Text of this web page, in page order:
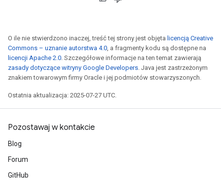
O ile nie stwierdzono inaczej, treść tej strony jest objęta licencją Creative
Commons – uznanie autorstwa 4.0, a fragmenty kodu są dostępne na
licencji Apache 2.0. Szczegółowe informacje na ten temat zawierają
zasady dotyczące witryny Google Developers. Java jest zastrzeżonym
znakiem towarowym firmy Oracle i jej podmiotów stowarzyszonych.
Ostatnia aktualizacja: 2025-07-27 UTC.
Pozostawaj w kontakcie
Blog
Forum
GitHub